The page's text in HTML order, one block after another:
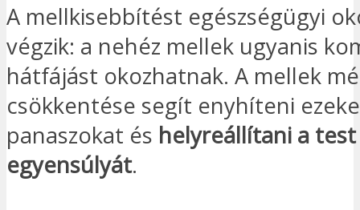
A mellkisebbítést egészségügyi
végzik: a nehéz mellek ugyanis
hátfájást okozhatnak. A mellek
csökkentése segít enyhíteni
panaszokat és helyreállítani a test
egyensúlyát.